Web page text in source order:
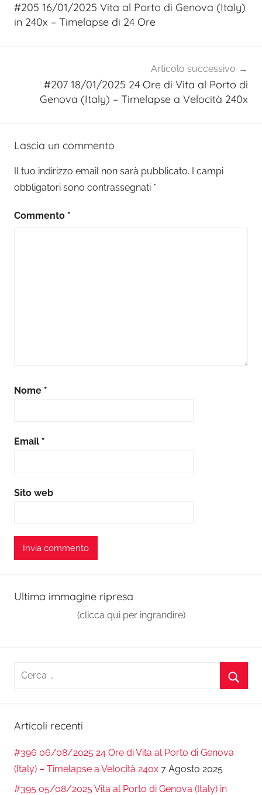
#205 16/01/2025 Vita al Porto di Genova (Italy)
in 240x – Timelapse di 24 Ore
Articolo successivo
#207 18/01/2025 24 Ore di Vita al Porto di
Genova (Italy) – Timelapse a Velocità 240x
Lascia un commento
Il tuo indirizzo email non sarà pubblicato. I campi
obbligatori sono contrassegnati *
Commento *
Nome *
Email *
Sito web
Ultima immagine ripresa
(clicca qui per ingrandire)
Ricerca
Articoli recenti
#396 06/08/2025 24 Ore di Vita al Porto di Genova
(Italy) – Timelapse a Velocità 240x 7 Agosto 2025
#395 05/08/2025 Vita al Porto di Genova (Italy) in